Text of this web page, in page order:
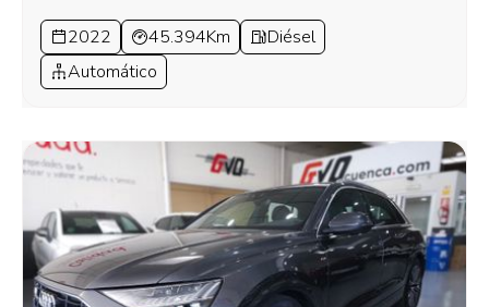
2022 45.394Km
Diésel
Automático